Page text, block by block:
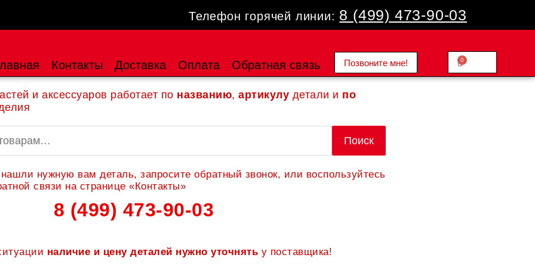
Телефон горячей линии: 8 (499) 473-90-03
Контакты Доставка Оплата Обратная связь Позвоните мне! 0.00
0
Cart
и аксессуаров работает по названию, артикулу детали и по
Поиск
нужную вам деталь, запросите обратный звонок, или воспользуйтесь
связи на странице «Контакты»
8 (499) 473-90-03
наличие и цену деталей нужно уточнять у поставщика!